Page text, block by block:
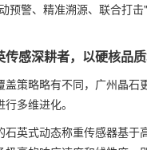
预警、精准溯源、联合打
传感深耕者，以硬核品
盖策略略有不同，广州晶石
多维进化。
石英式动态称重传感器基于